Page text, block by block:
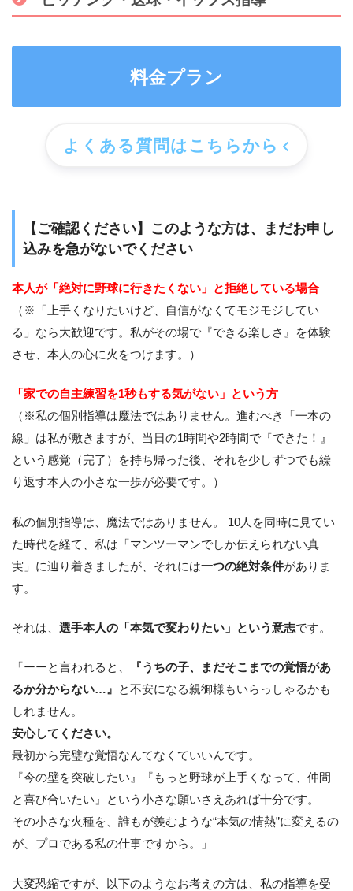
料金プラン
よくある質問はこちらから
【ご確認ください】このような方は、まだお申し
込みを急がないでください
本人が「絶対に野球に行きたくない」と拒絶している場合
（※「上手くなりたいけど、自信がなくてモジモジしてい
る」なら大歓迎です。私がその場で『できる楽しさ』を体験
させ、本人の心に火をつけます。）
「家での自主練習を1秒もする気がない」という方
（※私の個別指導は魔法ではありません。進むべき「一本の
線」は私が敷きますが、当日の1時間や2時間で『できた！』
という感覚（完了）を持ち帰った後、それを少しずつでも繰
り返す本人の小さな一歩が必要です。）
私の個別指導は、魔法ではありません。 10人を同時に見てい
た時代を経て、私は「マンツーマンでしか伝えられない真
実」に辿り着きましたが、それには一つの絶対条件がありま
す。
それは、 選手本人の「本気で変わりたい」という意志です。
「ーーと言われると、
『うちの子、まだそこまでの覚悟があ
るか分からない…』
と不安になる親御様もいらっしゃるかも
しれません。
安心してください。
最初から完璧な覚悟なんてなくていいんです。
『今の壁を突破したい』『もっと野球が上手くなって、仲間
と喜び合いたい』という小さな願いさえあれば十分です。
その小さな火種を、誰もが羨むような“本気の情熱”に変えるの
が、プロである私の仕事ですから。」
大変恐縮ですが、以下のようなお考えの方は、私の指導を受